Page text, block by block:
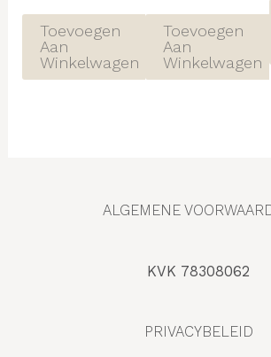
Toevoegen
Aan
Winkelwagen
Toevoegen
Aan
Winkelwagen
ALGEMENE
KVK 78308062
PRIVACYBELEID